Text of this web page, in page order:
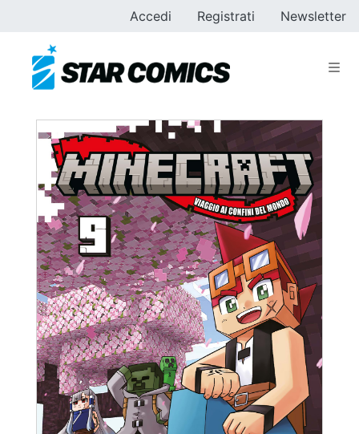
Accedi Registrati Newsletter